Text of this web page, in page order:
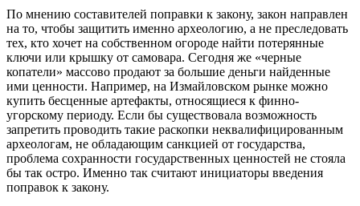
По мнению составителей поправки к закону, закон направлен
на то, чтобы защитить именно археологию, а не преследовать
тех, кто хочет на собственном огороде найти потерянные
ключи или крышку от самовара. Сегодня же «черные
копатели» массово продают за большие деньги найденные
ими ценности. Например, на Измайловском рынке можно
купить бесценные артефакты, относящиеся к финно-
угорскому периоду. Если бы существовала возможность
запретить проводить такие раскопки неквалифицированным
археологам, не обладающим санкцией от государства,
проблема сохранности государственных ценностей не стояла
бы так остро. Именно так считают инициаторы введения
поправок к закону.